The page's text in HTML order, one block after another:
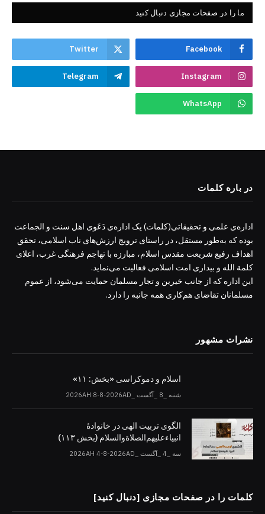
ما را در صفحات مجازی دنبال کنید
Facebook
Twitter
Instagram
Telegram
WhatsApp
در باره کلمات
اداره‌ی علمی و تحقیقاتی(کلمات) یک اداره‌ی دَعَوی اهل سنت و الجماعت
بوده که به‌طور مستقل، در راستای ترویج ارزش‌های ناب اسلامی، تحقق
اهداف رفیع شریعت مقدس اسلام، مبارزه با تهاجم فرهنگی غرب، اعلای
کلمة الله و بیداری امت اسلامی فعالیت می‌نماید.
این اداره که از جانب خیرین و تجار مسلمان حمایت می‌شود، از عموم
مسلمانان تقاضای هم‌کاری همه جانبه را دارد.
نشرات مشهور
اسلام و دموکراسی «بخش: ۱۱»
شنبه _8 _آگست _2026AH 8-8-2026AD
الگوی تربیت الهی در خانوادۀ
انبیاءعلیهم‌الصلاةو‌السلام (بخش ۱۱۳)
سه _4 _آگست _2026AH 4-8-2026AD
کلمات را در صفحات مجازی [دنبال کنید]